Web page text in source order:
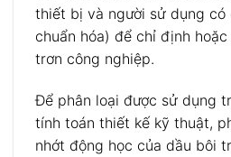
thiết bị và người sử dụng có
chuẩn hóa) để chỉ định
trơn công nghiệp.
Để phân loại được sử dụng
tính toán thiết kế kỹ thuật,
nhớt động học của dầu bôi